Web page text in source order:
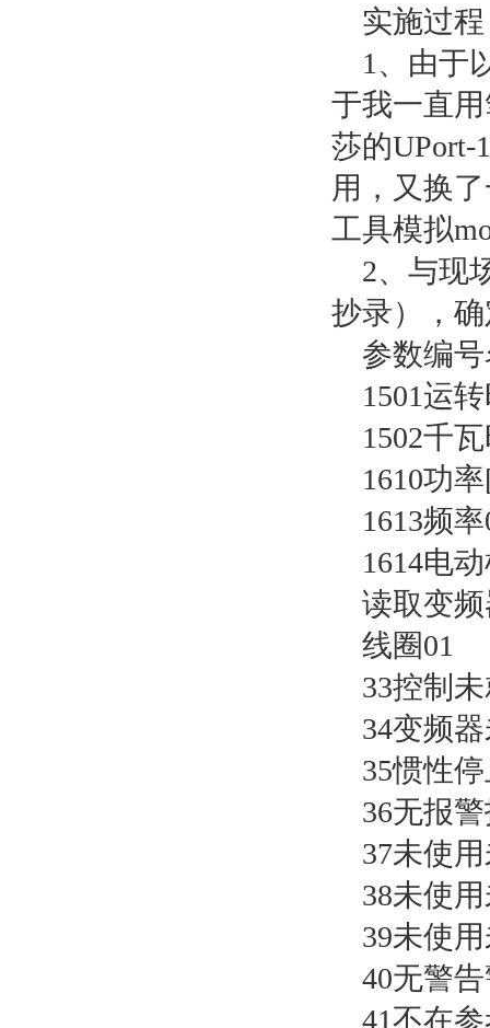
实施过程
1、由于
于我一直
莎的UPort-
用，又换
工具模拟
2、与现
抄录），
参数编号
1501运转
1502千瓦
1610功率
1613频率
1614电动
读取变频
线圈01
33控制未
34变频器
35惯性停
36无报警
37未使用
38未使用
39未使用
40无警告
41不在参